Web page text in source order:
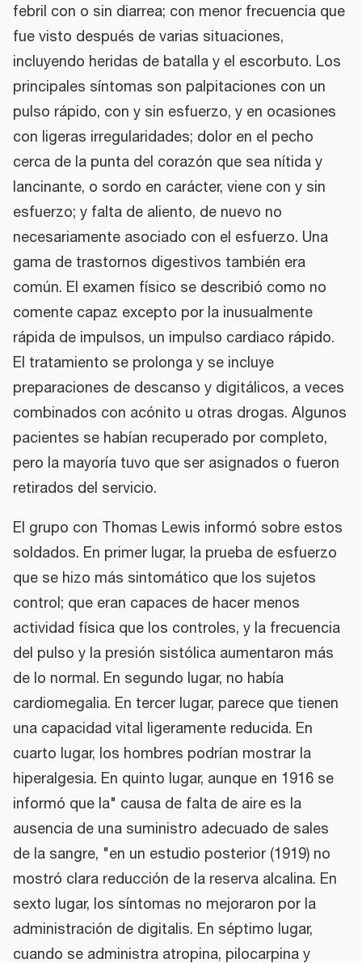
febril con o sin diarrea; con menor frecuencia que
fue visto después de varias situaciones,
incluyendo heridas de batalla y el escorbuto. Los
principales síntomas son palpitaciones con un
pulso rápido, con y sin esfuerzo, y en ocasiones
con ligeras irregularidades; dolor en el pecho
cerca de la punta del corazón que sea nítida y
lancinante, o sordo en carácter, viene con y sin
esfuerzo; y falta de aliento, de nuevo no
necesariamente asociado con el esfuerzo. Una
gama de trastornos digestivos también era
común. El examen físico se describió como no
comente capaz excepto por la inusualmente
rápida de impulsos, un impulso cardiaco rápido.
El tratamiento se prolonga y se incluye
preparaciones de descanso y digitálicos, a veces
combinados con acónito u otras drogas. Algunos
pacientes se habían recuperado por completo,
pero la mayoría tuvo que ser asignados o fueron
retirados del servicio.
El grupo con Thomas Lewis informó sobre estos
soldados. En primer lugar, la prueba de esfuerzo
que se hizo más sintomático que los sujetos
control; que eran capaces de hacer menos
actividad física que los controles, y la frecuencia
del pulso y la presión sistólica aumentaron más
de lo normal. En segundo lugar, no había
cardiomegalia. En tercer lugar, parece que tienen
una capacidad vital ligeramente reducida. En
cuarto lugar, los hombres podrían mostrar la
hiperalgesia. En quinto lugar, aunque en 1916 se
informó que la" causa de falta de aire es la
ausencia de una suministro adecuado de sales
de la sangre, "en un estudio posterior (1919) no
mostró clara reducción de la reserva alcalina. En
sexto lugar, los síntomas no mejoraron por la
administración de digitalis. En séptimo lugar,
cuando se administra atropina, pilocarpina y